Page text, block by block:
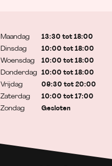
Maandag
Dinsdag
Woensdag
Donderdag
Vrijdag
Zaterdag
Zondag
13:30 tot 18:00
10:00 tot 18:00
10:00 tot 18:00
10:00 tot 18:00
09:30 tot 20:00
10:00 tot 17:00
Gesloten